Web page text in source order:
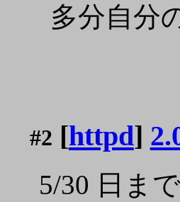
多分自分
#2 [httpd]
5/30 日ま